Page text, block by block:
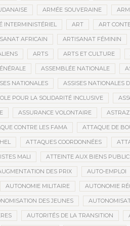
ARMÉE SOUVERAINE
INTERMINISTÉRIEL ART ART
AFRICAIN ARTISANAT FÉMININ
ARTS ARTS ET CULTURE
ASSEMBLÉE NATIONALE
NATIONALES ASSISES NATIONALES
POUR LA SOLIDARITÉ INCLUSIVE
ASSURANCE VOLONTAIRE
CONTRE LES FAMA ATTAQUE DE
ATTAQUES COORDONNÉES
MALI ATTEINTE AUX BIENS
DES PRIX AUTO-EMPLOI
AUTONOMIE MILITAIRE AUTONOMIE
DES JEUNES
AUTORITÉS DE LA TRANSITION